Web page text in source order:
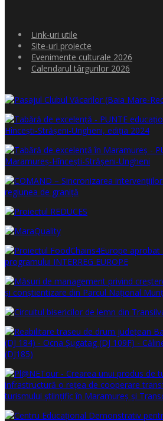
Link-uri utile
Site-uri proiecte
Evenimente culturale 2026
Calendarul târgurilor 2026